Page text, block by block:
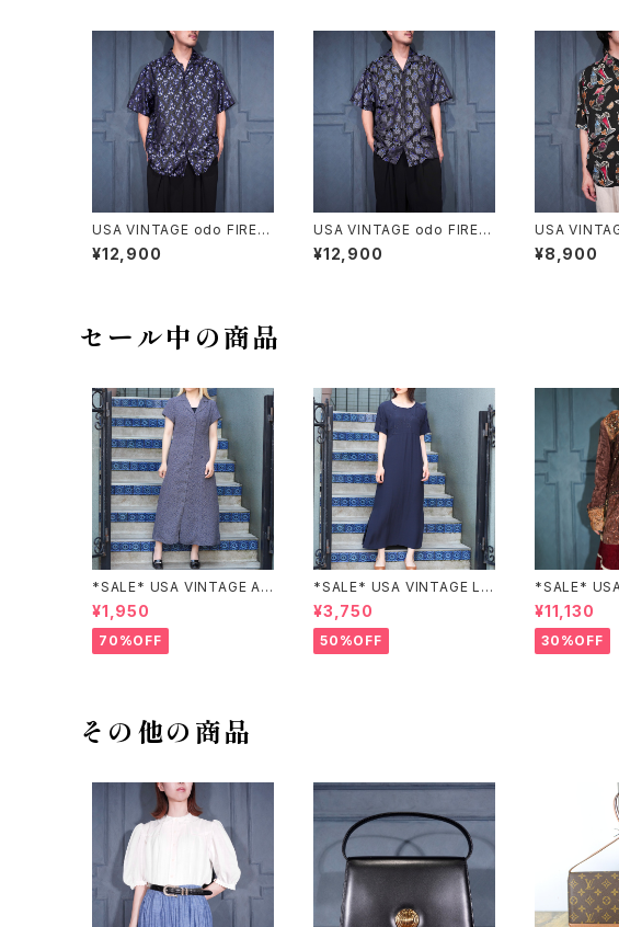
USA VINTAGE odo FIRE E
MBROIDERY JACQUARD
DESIGN OPEN COLLAR H
半袖シャツ
¥12,900
USA VINTAGE odo FIRE E
MBROIDERY JACQUARD
DESIGN OPEN COLLAR H
¥12,900
USA
ERSON
KAHALA
¥8,900
セール中の商品
*SALE* USA VINTAGE AN
NEX HALF SLEEVE FLOW
ER PATTERNED ONE PIEC
E/アメリカ古着半袖花柄ワン
ピース
¥1,950
70%OFF
*SALE* USA VINTAGE LIZ
claiborne EMBROIDERY
DESIGN NAVY ONE PIEC
E/アメリカ古着刺繍デザイン
ネイビーワンピース
¥3,750
50%OFF
*SALE*
igo moon
KET/アメリ
ク刺繍ジャケッ
¥11,130
30%OFF
その他の商品